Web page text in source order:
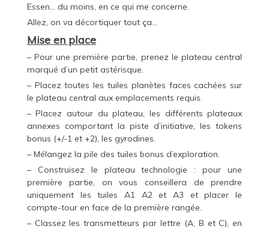
Essen… du moins, en ce qui me concerne.
Allez, on va décortiquer tout ça…
Mise en place
– Pour une première partie, prenez le plateau central
marqué d’un petit astérisque.
– Placez toutes les tuiles planètes faces cachées sur
le plateau central aux emplacements requis.
– Placez autour du plateau, les différents plateaux
annexes comportant la piste d’initiative, les tokens
bonus (+/-1 et +2), les gyrodines.
– Mélangez la pile des tuiles bonus d’exploration.
– Construisez le plateau technologie : pour une
première partie, on vous conseillera de prendre
uniquement les tuiles A1 A2 et A3 et placer le
compte-tour en face de la première rangée.
– Classez les transmetteurs par lettre (A, B et C), en